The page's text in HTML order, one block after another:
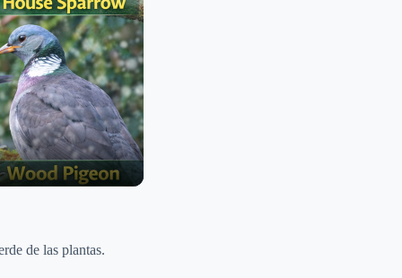
de las plantas.